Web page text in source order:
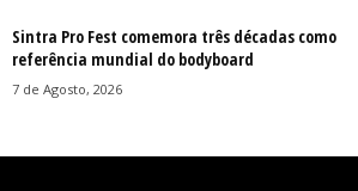
Sintra Pro Fest comemora três décadas como
referência mundial do bodyboard
7 de Agosto, 2026